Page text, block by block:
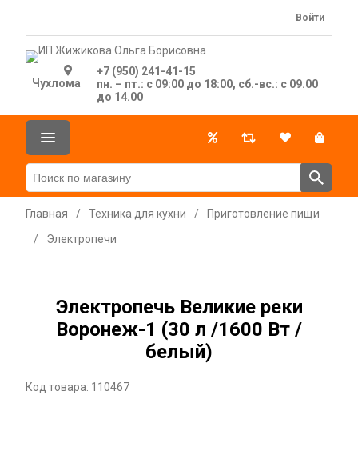
Чухлома
+7 (950) 241-41-15
пн. – пт.: с 09:00 до 18:00, сб.-вс.: с 09.00
до 14.00
Войти
Главная / Техника для кухни /
Приготовление пищи
/
Электропечи
Электропечь Великие реки
Воронеж-1 (30 л /1600 Вт /
белый)
Код товара: 110467